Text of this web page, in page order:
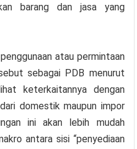
barang dan jasa yang
atau permintaan
sebagai PDB menurut
keterkaitannya dengan
domestik maupun impor
ini akan lebih mudah
antara sisi “penyediaan